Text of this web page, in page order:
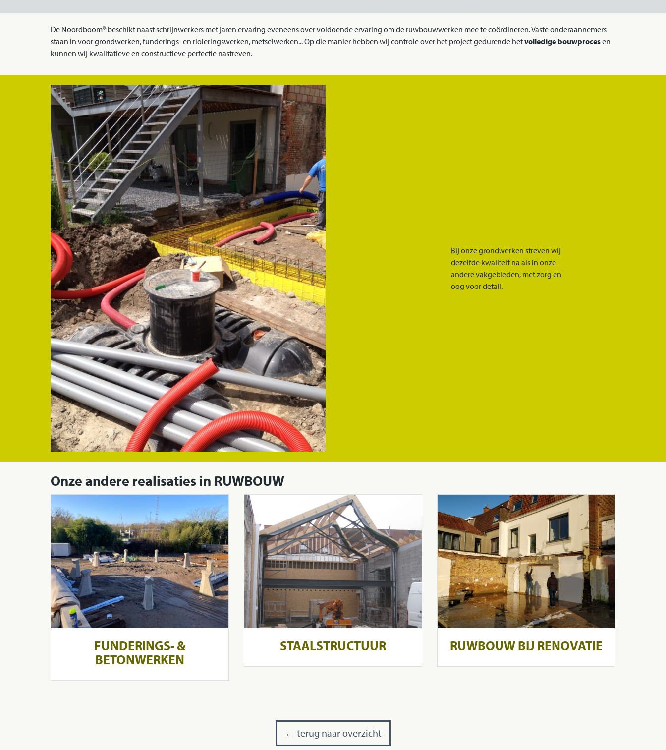
De Noordboom® beschikt naast schrijnwerkers met jaren ervaring eveneens over voldoende ervaring om de ruwbouwwerken mee te coördineren. Vaste onderaannemers
staan in voor grondwerken, funderings- en rioleringswerken, metselwerken... Op die manier hebben wij controle over het project gedurende hetvolledige bouwprocesen
kunnen wij kwalitatieve en constructieve perfectie nastreven.
Bij onze grondwerken streven wij
dezelfde kwaliteit na als in onze
andere vakgebieden, met zorg en
oog voor detail.
Onze andere realisaties in RUWBOUW
FUNDERINGS- &
BETONWERKEN
STAALSTRUCTUUR RUWBOUW BIJ RENOVATIE
← terug naar overzicht